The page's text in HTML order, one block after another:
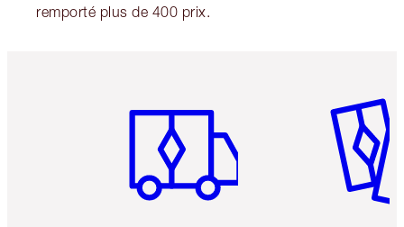
remporté plus de 400 prix.